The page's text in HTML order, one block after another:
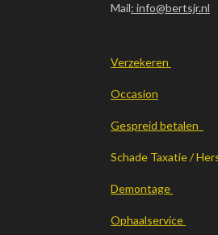
Mail: info@bertsjr.nl
Verzekeren
Occasion
Gespreid betalen
Schade Taxatie /
Demontage
Ophaalservice